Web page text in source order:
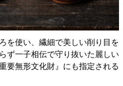
を使い、繊細で美しい削り目を
ず一子相伝で守り抜いた麗しい
要無形文化財』にも指定される